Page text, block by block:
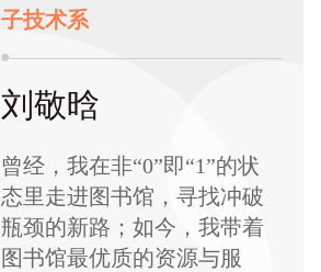
子技术系
刘敬晗
曾经，我在非“0”即“1”的状
态里走进图书馆，寻找冲破
瓶颈的新路；如今，我带着
图书馆最优质的资源与服